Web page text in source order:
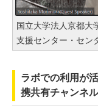
国立大学法人京都大
支援センター・セン
ラボでの利用が
携共有チャンネ